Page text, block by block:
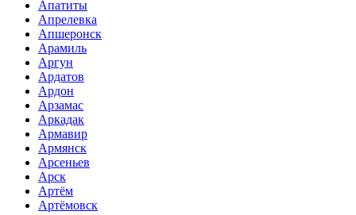
Апатиты
Апрелевка
Апшеронск
Арамиль
Аргун
Ардатов
Ардон
Арзамас
Аркадак
Армавир
Армянск
Арсеньев
Арск
Артём
Артёмовск